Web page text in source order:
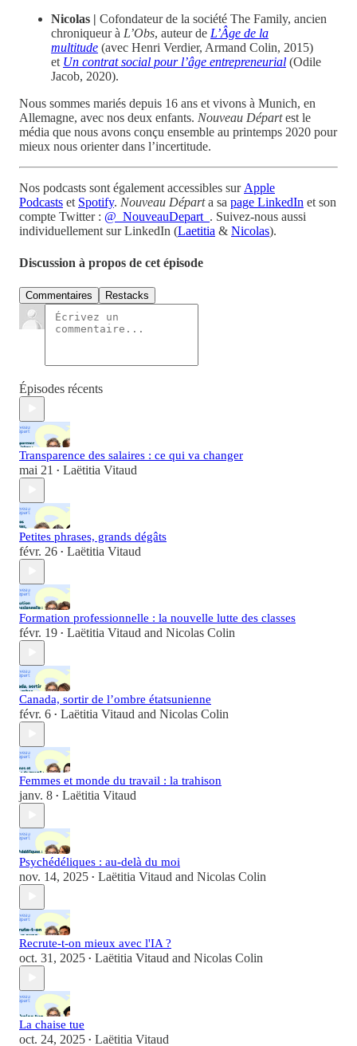
Nicolas | Cofondateur de la société The Family, ancien
chroniqueur à L’Obs, auteur de L’Âge de la
multitude (avec Henri Verdier, Armand Colin, 2015)
et Un contrat social pour l’âge entrepreneurial (Odile
Jacob, 2020).
Nous sommes mariés depuis 16 ans et vivons à Munich, en
Allemagne, avec nos deux enfants. Nouveau Départest le
média que nous avons conçu ensemble au printemps 2020 pour
mieux nous orienter dans l’incertitude.
Nos podcasts sont également accessibles surApple
Podcasts et Spotify. Nouveau Départa sa page LinkedIn et son
compte Twitter : @_NouveauDepart_ . Suivez-nous aussi
individuellement sur LinkedIn (Laetitia & Nicolas).
Discussion à propos de cet épisode
Commentaires Restacks
Épisodes récents
Transparence des salaires : ce qui va changer
mai 21 • Laëtitia Vitaud
Petites phrases, grands dégâts
févr. 26 • Laëtitia Vitaud
Formation professionnelle : la nouvelle lutte des classes
févr. 19 • Laëtitia Vitaud and Nicolas Colin
Canada, sortir de l’ombre étatsunienne
févr. 6 • Laëtitia Vitaud and Nicolas Colin
Femmes et monde du travail : la trahison
janv. 8 • Laëtitia Vitaud
Psychédéliques : au-delà du moi
nov. 14, 2025 • Laëtitia Vitaud and Nicolas Colin
Recrute-t-on mieux avec l'IA ?
oct. 31, 2025 • Laëtitia Vitaud and Nicolas Colin
La chaise tue
oct. 24, 2025 • Laëtitia Vitaud